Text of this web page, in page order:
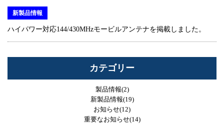
新製品情報
ハイパワー対応144/430MHzモービルアンテナを掲載しました。
カテゴリー
製品情報(2)
新製品情報(19)
お知らせ(12)
重要なお知らせ(14)